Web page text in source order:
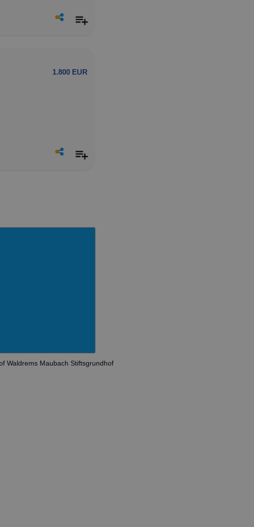
1.800 EUR
Waldrems Maubach Stiftsgrundhof